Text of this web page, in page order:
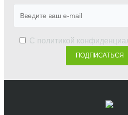
С политикой
ПОДПИСАТЬСЯ